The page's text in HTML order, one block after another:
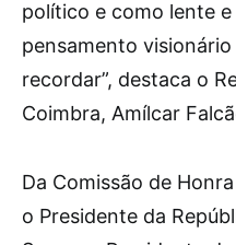
político e como lente
pensamento
recordar”, destaca o
Coimbra, Amílcar
Da Comissão de
o Presidente da